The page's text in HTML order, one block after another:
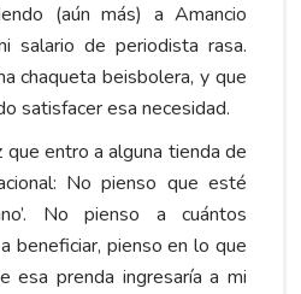
(aún más) a Amancio
salario de periodista rasa.
chaqueta beisbolera, y que
satisfacer esa necesidad.
que entro a alguna tienda de
No pienso que esté
No pienso a cuántos
beneficiar, pienso en lo que
esa prenda ingresaría a mi